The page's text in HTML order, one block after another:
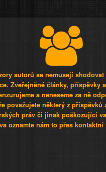
autorů se nemusejí shodovat
Zveřejněné články, příspěvky
a neneseme za ně
považujete některý z příspěvků
práv či jinak poškozující
oznamte nám to přes kontaktní